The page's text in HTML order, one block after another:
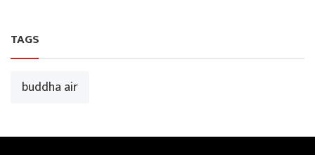
TAGS
buddha air